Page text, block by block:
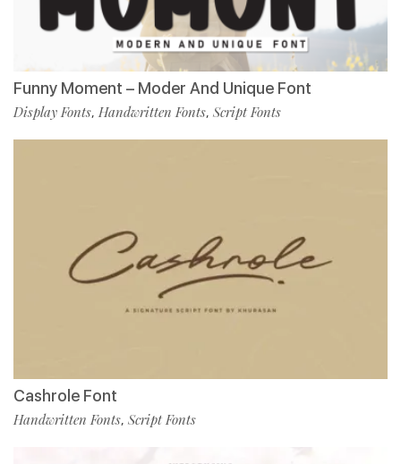
Funny Moment – Moder And Unique Font
Display Fonts, Handwritten Fonts, Script Fonts
Cashrole Font
Handwritten Fonts, Script Fonts